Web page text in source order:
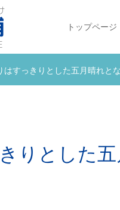
トップページ
はすっきりとした五月晴れとな
りとした五